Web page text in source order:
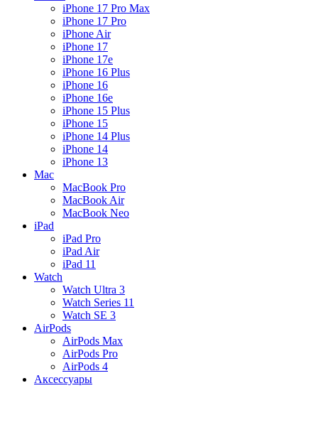
iPhone 17 Pro Max
iPhone 17 Pro
iPhone Air
iPhone 17
iPhone 17e
iPhone 16 Plus
iPhone 16
iPhone 16e
iPhone 15 Plus
iPhone 15
iPhone 14 Plus
iPhone 14
iPhone 13
Mac
MacBook Pro
MacBook Air
MacBook Neo
iPad
iPad Pro
iPad Air
iPad 11
Watch
Watch Ultra 3
Watch Series 11
Watch SE 3
AirPods
AirPods Max
AirPods Pro
AirPods 4
Аксессуары